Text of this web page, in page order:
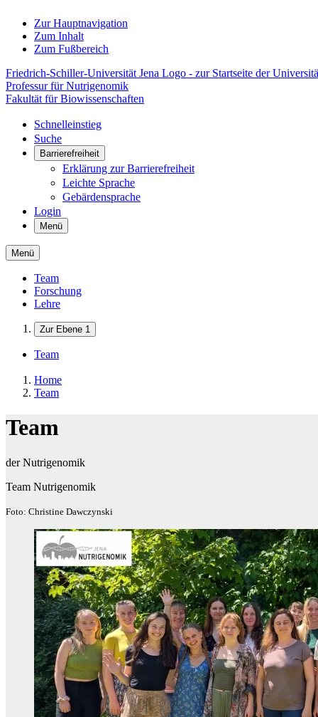
Zur Hauptnavigation
Zum Inhalt
Zum Fußbereich
Friedrich-Schiller-Universität Jena Logo - zur Startseite der
Professur für Nutrigenomik
Fakultät für Biowissenschaften
Schnelleinstieg
Suche
Barrierefreiheit
Erklärung zur Barrierefreiheit
Leichte Sprache
Gebärdensprache
Login
Menü
Menü
Team
Forschung
Lehre
Zur Ebene 1
Team
Home
Team
Team
der Nutrigenomik
Team Nutrigenomik
Foto: Christine Dawczynski